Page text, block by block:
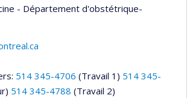
- Département d'obstétrique-
514 345-4706 (Travail 1) 514 345-
514 345-4788 (Travail 2)